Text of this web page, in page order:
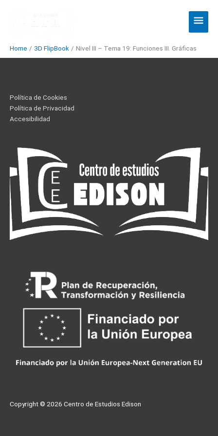
Main
Menu
Home 3D FlipBook Nivel III – Tema 19: Funciones III. Gráficas
Política de Cookies
Política de Privacidad
Accesibilidad
Copyright © 2026 Centro de Estudios Edison